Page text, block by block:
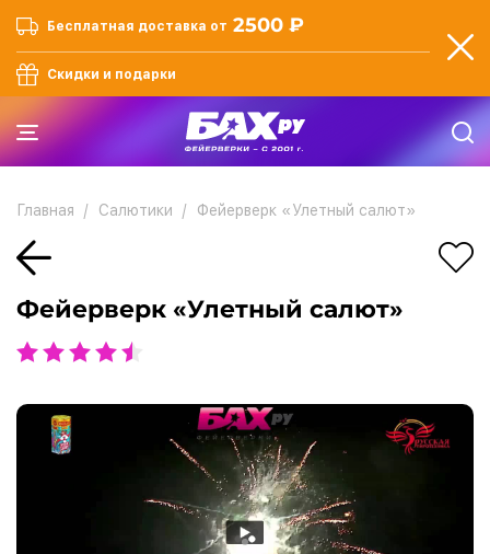
Бесплатная доставка от 2500 ₽
Скидки и подарки
Главная Салютики Фейерверк «Улетный салют»
Фейерверк «Улетный салют»